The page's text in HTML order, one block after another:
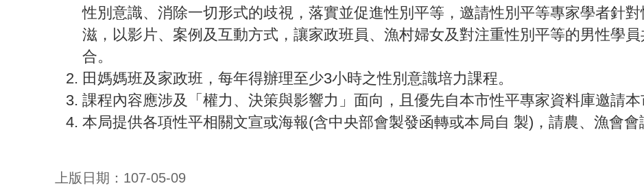
性別意識、消除一切形式的歧視，落實並促進性別平等，邀請性別平等專家學者針
滋，以影片、案例及互動方式，讓家政班員、漁村婦女及對注重性別平等的男性學
合。
田媽媽班及家政班，每年得辦理至少3小時之性別意識培力課程。
課程內容應涉及「權力、決策與影響力」面向，且優先自本市性平專家資料庫邀請本
本局提供各項性平相關文宣或海報(含中央部會製發函轉或本局自 製)，請農、漁會會
上版日期：107-05-09